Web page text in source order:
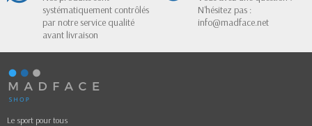
systématiquement contrôlés
par notre service qualité
avant livraison
N'hésitez pas :
info@madface.net
Le sport pour tous